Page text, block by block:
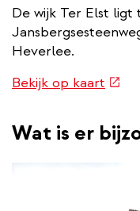
De wijk Ter Elst ligt
Heverlee.
Bekijk op kaart
Wat is er